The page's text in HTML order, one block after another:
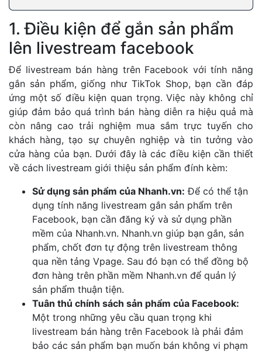
1. Điều kiện để gắn sản phẩm
lên livestream facebook
Để livestream bán hàng trên Facebook với tính năng
gắn sản phẩm, giống như TikTok Shop, bạn cần đáp
ứng một số điều kiện quan trọng. Việc này không chỉ
giúp đảm bảo quá trình bán hàng diễn ra hiệu quả mà
còn nâng cao trải nghiệm mua sắm trực tuyến cho
khách hàng, tạo sự chuyên nghiệp và tin tưởng vào
cửa hàng của bạn. Dưới đây là các điều kiện cần thiết
về cách livestream giới thiệu sản phẩm đính kèm:
Sử dụng sản phẩm của Nhanh.vn: Để có thể tận
dụng tính năng livestream gắn sản phẩm trên
Facebook, bạn cần đăng ký và sử dụng phần
mềm của Nhanh.vn. Nhanh.vn giúp bạn gắn, sản
phẩm, chốt đơn tự động trên livestream thông
qua nền tảng Vpage. Sau đó bạn có thể đồng bộ
đơn hàng trên phần mềm Nhanh.vn để quản lý
sản phẩm thuận tiện.
Tuân thủ chính sách sản phẩm của Facebook:
Một trong những yêu cầu quan trọng khi
livestream bán hàng trên Facebook là phải đảm
bảo các sản phẩm bạn muốn bán không vi phạm